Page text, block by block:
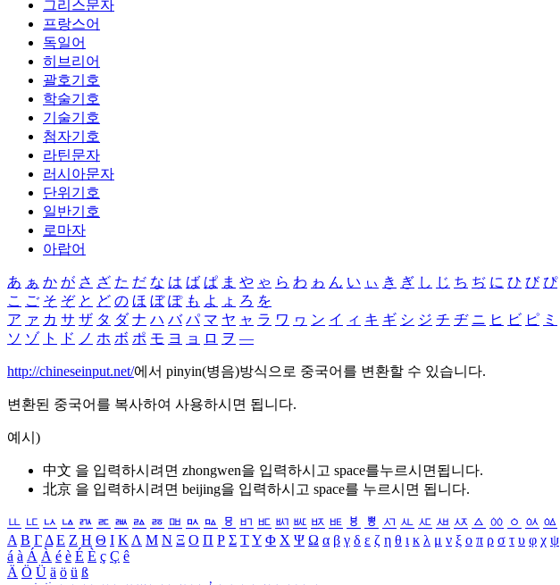
그리스문자
프랑스어
독일어
히브리어
괄호기호
학술기호
기술기호
첨자기호
라틴문자
러시아문자
단위기호
일반기호
로마자
아랍어
あ ぁ か が さ ざ た だ な は ば ぱ ま や ゃ ら わ ゎ ん い ぃ き ぎ し じ ち ぢ に ひ び ぴ
こ ご そ ぞ と ど の ほ ぼ ぽ も よ ょ ろ を
ア ァ カ サ ザ タ ダ ナ ハ バ パ マ ヤ ャ ラ ワ ヮ ン イ ィ キ ギ シ ジ チ ヂ ニ ヒ ビ ピ ミ
ソ ゾ ト ド ノ ホ ボ ポ モ ヨ ョ ロ ヲ ―
http://chineseinput.net/에서 pinyin(병음)방식으로 중국어를 변환할 수 있습니다.
변환된 중국어를 복사하여 사용하시면 됩니다.
예시)
中文 을 입력하시려면 zhongwen을 입력하시고 space를누르시면됩니다.
北京 을 입력하시려면 beijing을 입력하시고 space를 누르시면 됩니다.
ㅥ ㅦ ㅧ ㅨ ㅩ ㅪ ㅫ ㅬ ㅭ ㅮ ㅯ ㅰ ㅱ ㅲ ㅳ ㅴ ㅵ ㅶ ㅷ ㅸ ㅹ ㅺ ㅻ ㅼ ㅽ ㅾ ㅿ ㆀ ㆁ ㆂ ㆃ
Α Β ΓΔ Ε Ζ Η Θ Ι ΚΛ Μ Ν Ξ Ο Π Ρ Σ ΤΥ Φ Χ Ψ Ω α β γ δ ε ζ η θ ι κ λ μ ν ξ ο π ρ σ τ υ φ χ ψ
á à Á À é è É È ç Ç ê
Ä Ö Ü ä ö ü ß